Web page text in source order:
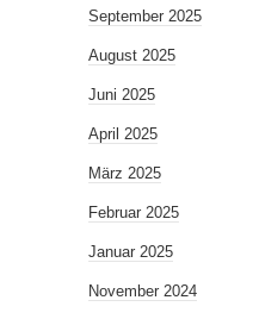
September 2025
August 2025
Juni 2025
April 2025
März 2025
Februar 2025
Januar 2025
November 2024